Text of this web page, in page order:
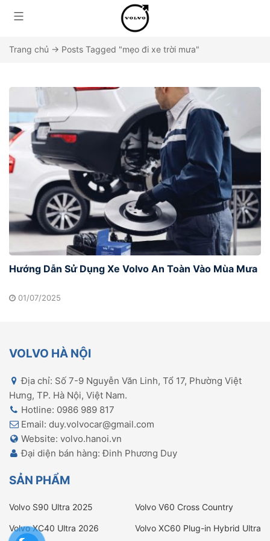
Trang chủ → Posts Tagged "mẹo đi xe trời mưa"
Hướng Dẫn Sử Dụng Xe Volvo An Toàn Vào Mùa Mưa
01/07/2025
VOLVO HÀ NỘI
Địa chỉ: Số 7-9 Nguyễn Văn Linh, Tổ 17, Phường Việt
Hưng, TP. Hà Nội, Việt Nam.
Hotline: 0986 989 817
Email: duy.volvocar@gmail.com
Website: volvo.hanoi.vn
Đại diện bán hàng: Đinh Phương Duy
SẢN PHẨM
Volvo S90 Ultra 2025
Volvo V60 Cross Country
Volvo XC40 Ultra 2026
Volvo XC60 Plug-in Hybrid Ultra